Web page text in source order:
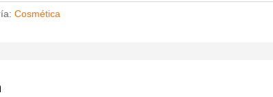
Cosmética